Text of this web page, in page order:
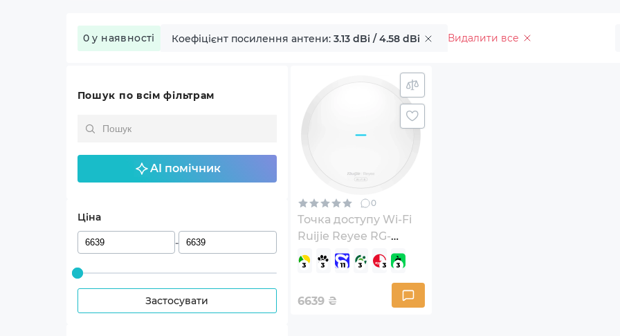
0 у наявності Коефіцієнт посилення антени: 3.13 dBi / 4.58 dBi Видалити все
Пошук по всім фільтрам
AI помічник
Ціна
-
Застосувати
0
Точка доступу Wi-Fi
Ruijie Reyee RG-
RAP62
6639 ₴